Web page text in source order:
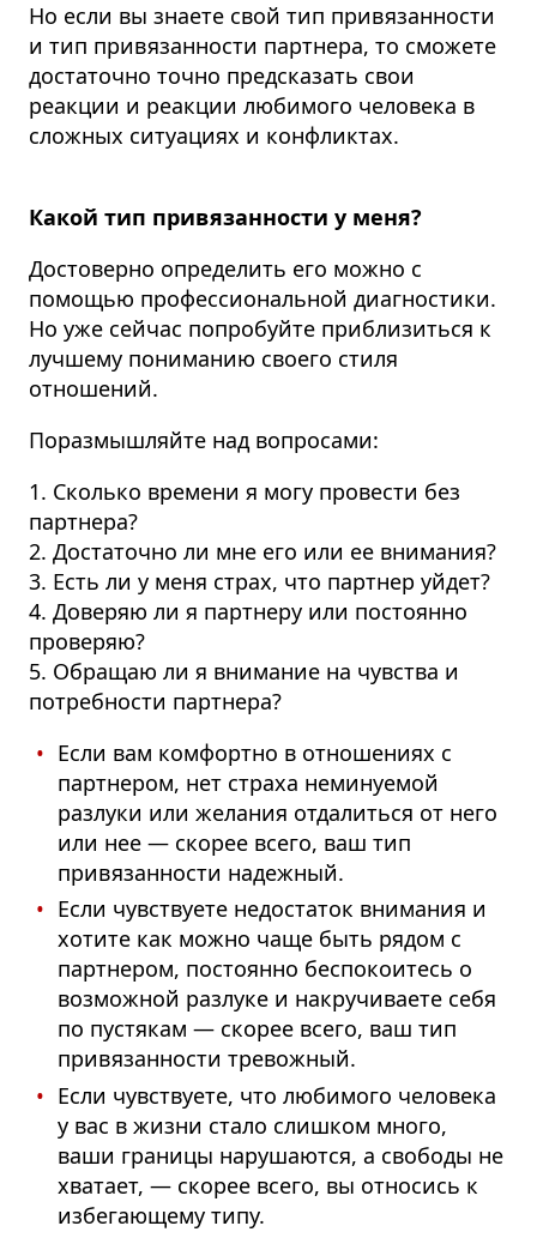
Но если вы знаете свой тип привязанности
и тип привязанности партнера, то сможете
достаточно точно предсказать свои
реакции и реакции любимого человека в
сложных ситуациях и конфликтах.
Какой тип привязанности у меня?
Достоверно определить его можно с
помощью профессиональной диагностики.
Но уже сейчас попробуйте приблизиться к
лучшему пониманию своего стиля
отношений.
Поразмышляйте над вопросами:
1. Сколько времени я могу провести без
партнера?
2. Достаточно ли мне его или ее внимания?
3. Есть ли у меня страх, что партнер уйдет?
4. Доверяю ли я партнеру или постоянно
проверяю?
5. Обращаю ли я внимание на чувства и
потребности партнера?
Если вам комфортно в отношениях с
партнером, нет страха неминуемой
разлуки или желания отдалиться от него
или нее — скорее всего, ваш тип
привязанности надежный.
Если чувствуете недостаток внимания и
хотите как можно чаще быть рядом с
партнером, постоянно беспокоитесь о
возможной разлуке и накручиваете себя
по пустякам — скорее всего, ваш тип
привязанности тревожный.
Если чувствуете, что любимого человека
у вас в жизни стало слишком много,
ваши границы нарушаются, а свободы не
хватает, — скорее всего, вы относись к
избегающему типу.